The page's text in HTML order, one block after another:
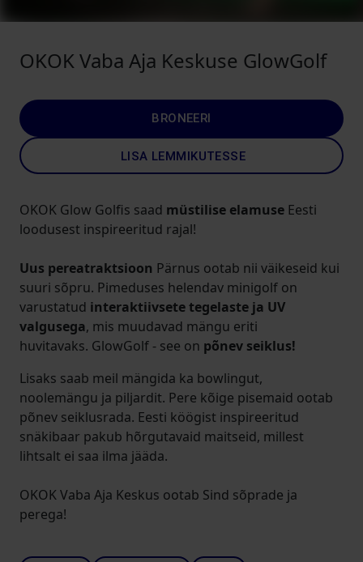
OKOK Vaba Aja Keskuse GlowGolf
BRONEERI
LISA LEMMIKUTESSE
OKOK Glow Golfis saad müstilise elamuse Eesti
loodusest inspireeritud rajal!
Uus pereatraktsioon Pärnus ootab nii väikeseid kui
suuri sõpru. Pimeduses helendav minigolf on
varustatud interaktiivsete tegelaste ja UV
valgusega, mis muudavad mängu eriti
huvitavaks. GlowGolf - see on põnev seiklus!
Lisaks saab meil mängida ka bowlingut,
noolemängu ja piljardit. Pere kõige pisemaid ootab
põnev seiklusrada. Eesti köögist inspireeritud
snäkibaar pakub hõrgutavaid maitseid, millest
lihtsalt ei saa ilma jääda.
OKOK Vaba Aja Keskus ootab Sind sõprade ja
perega!